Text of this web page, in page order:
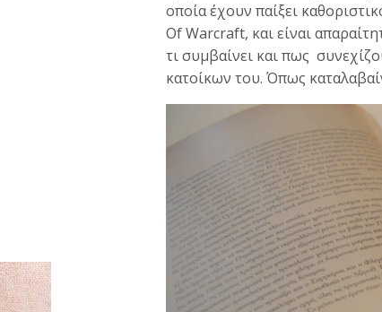
οποία έχουν παίξει
Of Warcraft, και είναι
τι συμβαίνει και πως
κατοίκων του. Όπως